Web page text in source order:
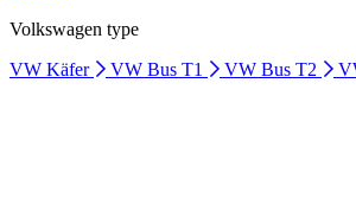
Volkswagen type
VW Käfer
VW Bus T1 VW Bus T2